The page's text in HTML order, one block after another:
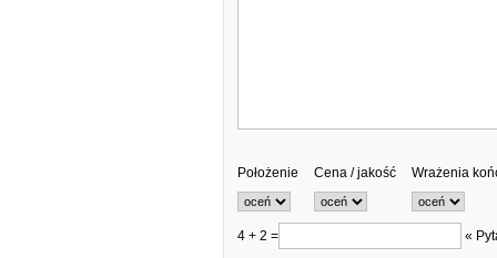
Położenie Cena / jakość Wrażenia
4 + 2 = «